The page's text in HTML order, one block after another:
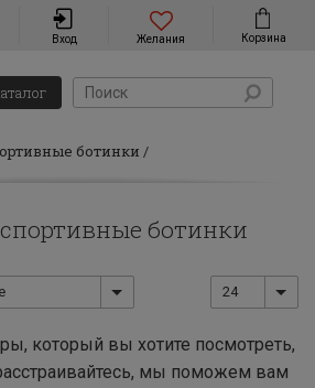
Вход Желания Корзина
ботинки
ботинки
24
который вы хотите посмотреть,
мы поможем вам